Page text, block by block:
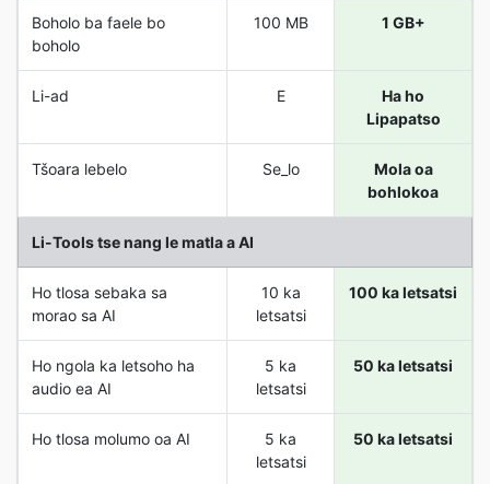
Boholo ba faele bo
boholo
100 MB 1 GB+
Li-ad E
Ha ho
Lipapatso
Tšoara lebelo Se_lo
Mola oa
bohlokoa
Li-Tools tse nang le matla a AI
Ho tlosa sebaka sa
morao sa AI
10 ka
letsatsi
100 ka letsatsi
Ho ngola ka letsoho ha
audio ea AI
5 ka
letsatsi
50 ka letsatsi
Ho tlosa molumo oa AI
5 ka
letsatsi
50 ka letsatsi